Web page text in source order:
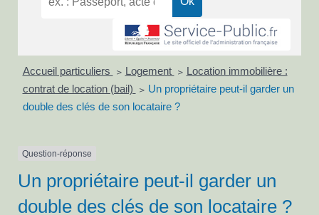
Accueil particuliers > Logement > Location immobilière :
contrat de location (bail)
> Un propriétaire peut-il garder un
double des clés de son locataire ?
Question-réponse
Un propriétaire peut-il garder un
double des clés de son locataire ?